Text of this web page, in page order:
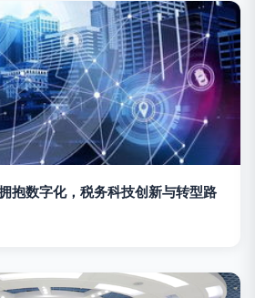
抱数字化，税务科技创新与转型路